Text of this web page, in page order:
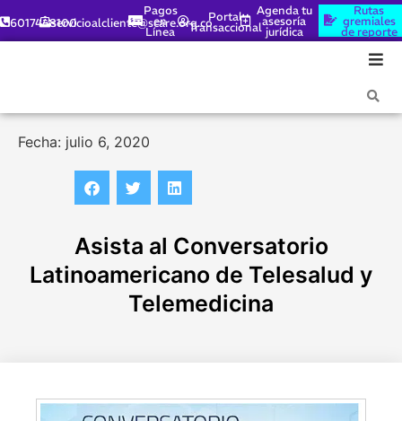
6017448100servicioalcliente@scare.org.co
Pagos
en
Línea
Portal
Transaccional
Agenda tu
asesoría
jurídica
Rutas
gremiales
de reporte
Fecha: julio 6, 2020
Asista al Conversatorio
Latinoamericano de Telesalud y
Telemedicina